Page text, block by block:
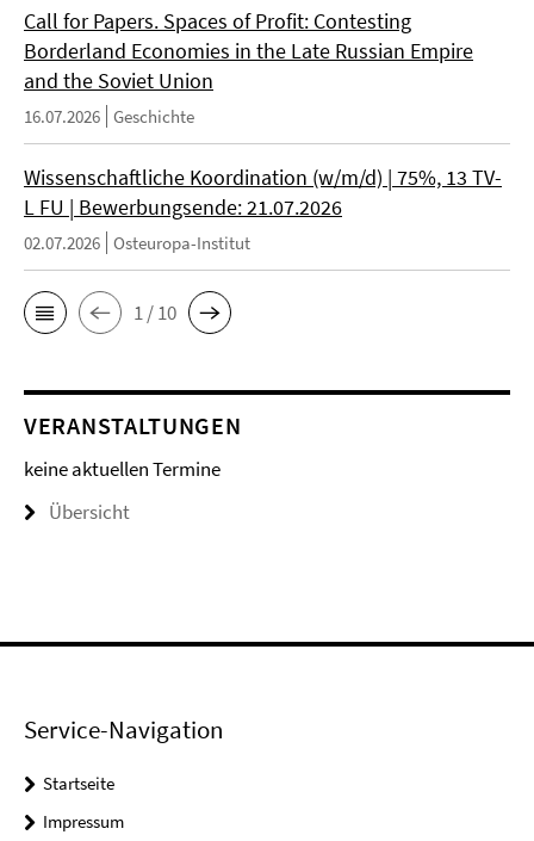
Call for Papers. Spaces of Profit: Contesting
Borderland Economies in the Late Russian Empire
and the Soviet Union
16.07.2026 Geschichte
Wissenschaftliche Koordination (w/m/d) | 75%, 13 TV-
L FU | Bewerbungsende: 21.07.2026
02.07.2026 Osteuropa-Institut
1 / 10
VERANSTALTUNGEN
keine aktuellen Termine
Übersicht
Service-Navigation
Startseite
Impressum